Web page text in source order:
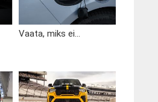
Vaata, miks ei...